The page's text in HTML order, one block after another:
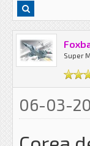
Super
06-03-